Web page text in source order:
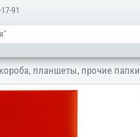
91
планшеты, прочие папки